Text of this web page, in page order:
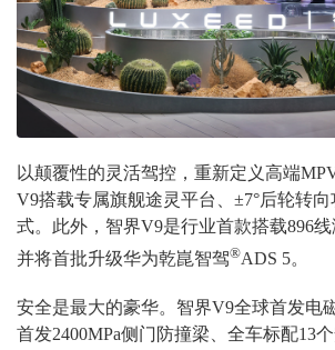
以颠覆性的灵活驾控，重新定义高端
V9搭载专属旗舰途灵平台、±7°后轮转
式。此外，智界V9是行业首款搭载896线
并将首批升级华为乾崑智驾®ADS 5。
安全是最大的豪华。智界V9全球首发电
首发2400MPa侧门防撞梁、全车标配13